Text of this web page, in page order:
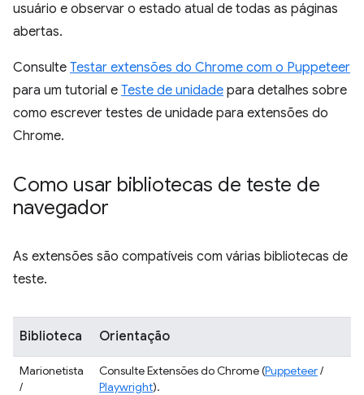
usuário e observar o estado atual de todas as páginas
abertas.
Consulte Testar extensões do Chrome com o Puppeteer
para um tutorial e Teste de unidade para detalhes sobre
como escrever testes de unidade para extensões do
Chrome.
Como usar bibliotecas de teste de
navegador
As extensões são compatíveis com várias bibliotecas de
teste.
Biblioteca Orientação
Marionetista
/
Consulte Extensões do Chrome (Puppeteer/
Playwright).